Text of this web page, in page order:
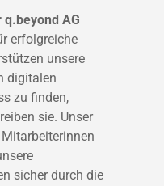
AG
erfolgreiche
unsere
digitalen
zu finden,
sie. Unser
sicher durch die